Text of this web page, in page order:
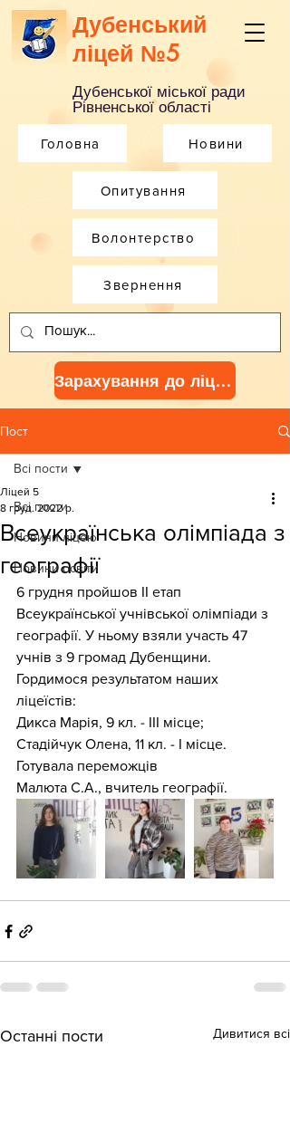
Дубенський
ліцей №5
Дубенської міської ради
Рівненської області
Головна Новини
Опитування
Зарахування до ліцею
Волонтерство
Звернення
Пост
Всі пости
Новини ліцею
Новини освіти
Всі пости
Всеукраїнська олімпіада з
географії
Ліцей 5
8 груд. 2022 р.
6 грудня пройшов ІІ етап
Всеукраїнської учнівської олімпіади з
географії. У ньому взяли участь 47
учнів з 9 громад Дубенщини.
Гордимося результатом наших
ліцеїстів:
Дикса Марія, 9 кл. - ІІІ місце;
Стадійчук Олена, 11 кл. - І місце.
Готувала переможців
Малюта С.А., вчитель географії.
Останні пости Дивитися всі